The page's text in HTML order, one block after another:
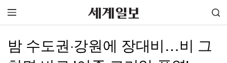
밤 수도권·강원에 장대비…비 그